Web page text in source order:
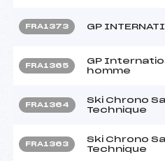
FRA1373 GP
FRA1365
GP
homme
FRA1364
Ski Chrono
Technique
FRA1363
Ski Chrono
Technique